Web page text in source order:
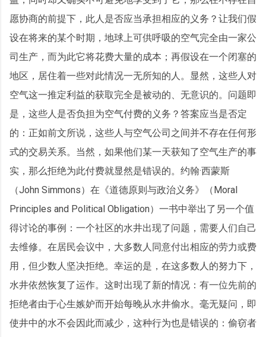
愿协商的前提下，此人是否应当承担相应的义务？让我们假
设在将来的某个时期，地球上可供呼吸的空气完全由一家公
司生产，而为此它将花费大量的成本；再假设在一个闭塞的
地区，居住着一些对此情况一无所知的人。显然，这些人对
空气这一推定利益的获取完全是被动的、无意识的。问题即
是，这些人是否负担为空气付费的义务？答案应当是否定
的：正如前文所说，这些人与空气公司之间并不存在任何形
式的交易关系。当然，如果他们某一天获知了空气生产的事
实，那么拒绝为此付费就显然是错误的。约翰·西蒙斯
（John Simmons）在《道德原则与政治义务》（Moral
Principles and Political Obligation）一书中举出了另一个值
得讨论的事例：一个社区的水井出现了问题，需要人们自己
去维修。在居民会议中，大多数人同意付出相应的劳力或费
用，但少数人坚决拒绝。幸运的是，在这多数人的努力下，
水井依然恢复了运作。这时出现了新的情况：有一位先前的
拒绝者由于心生嫉妒而开始每晚从水井偷水。毫无疑问，即
使井中的水不会因此而减少，这种行为也是错误的：偷窃者